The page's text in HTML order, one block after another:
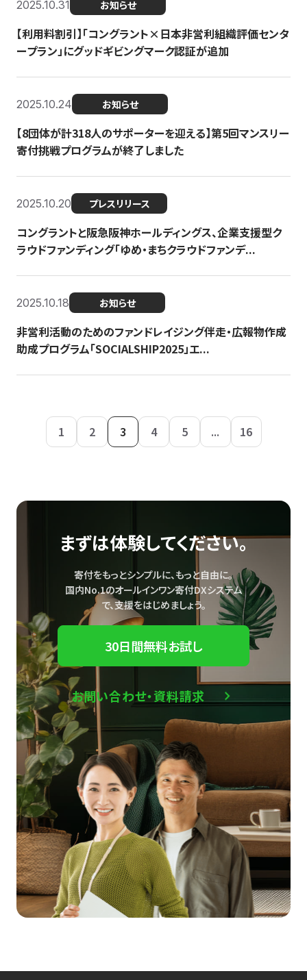
2025.10.31 お知らせ
【利用料割引】「コングラント×日本非営利組織評価センタ
ープラン」にグッドギビングマーク認証が追加
2025.10.24 お知らせ
【8団体が計318人のサポーターを迎える】​​第5回マンスリー
寄付挑戦プログラムが終了しました
2025.10.20 プレスリリース
コングラントと阪急阪神ホールディングス、企業支援型ク
ラウドファンディング「ゆめ・まちクラウドファンデ...
2025.10.18 お知らせ
非営利活動のためのファンドレイジング伴走・広報物作成
助成プログラム「SOCIALSHIP2025」エ...
1 2 3 4 5 ... 16
まずは体験してください。
寄付をもっとシンプルに、もっと自由に。
国内No.1のオールインワン寄付DXシステム
で、支援をはじめましょう。
30日間無料お試し
お問い合わせ・資料請求